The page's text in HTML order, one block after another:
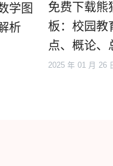
学图
析
免费下载熊
板：校园教
点、概论、
2025 年 01 月 26